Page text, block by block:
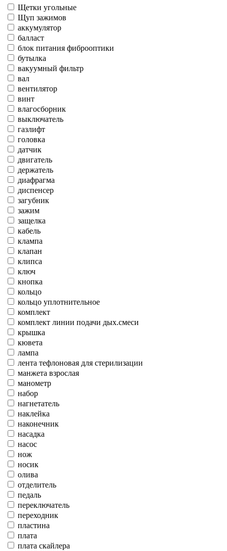
Щетки угольные
Щуп зажимов
аккумулятор
балласт
блок питания фиброоптики
бутылка
вакуумный фильтр
вал
вентилятор
винт
влагосборник
выключатель
газлифт
головка
датчик
двигатель
держатель
диафрагма
диспенсер
загубник
зажим
защелка
кабель
клампа
клапан
клипса
ключ
кнопка
кольцо
кольцо уплотнительное
комплект
комплект линии подачи дых.смеси
крышка
кювета
лампа
лента тефлоновая для стерилизации
манжета взрослая
манометр
набор
нагнетатель
наклейка
наконечник
насадка
насос
нож
носик
олива
отделитель
педаль
переключатель
переходник
пластина
плата
плата скайлера